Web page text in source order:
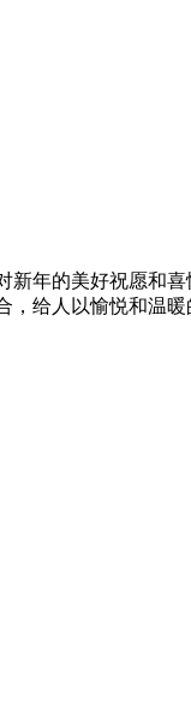
年的美好祝愿和
给人以愉悦和温暖